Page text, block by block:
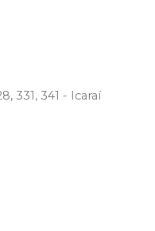
331, 341 - Icaraí